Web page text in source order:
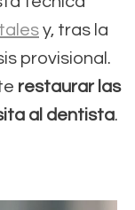
y, tras la
provisional.
restaurar las
al dentista.